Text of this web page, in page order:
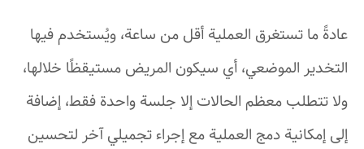
عادةً ما تستغرق العملية أقل من ساعة، ويُستخدم فيها
التخدير الموضعي، أي سيكون المريض مستيقظًا خلالها،
ولا تتطلب معظم الحالات إلا جلسة واحدة فقط، إضافة
إلى إمكانية دمج العملية مع إجراء تجميلي آخر لتحسين